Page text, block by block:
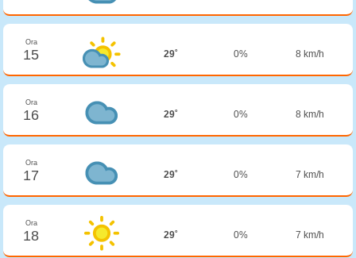
Ora
15 29˚ 0% 8 km/h
Ora
16 29˚ 0% 8 km/h
Ora
17 29˚ 0% 7 km/h
Ora
18 29˚ 0% 7 km/h